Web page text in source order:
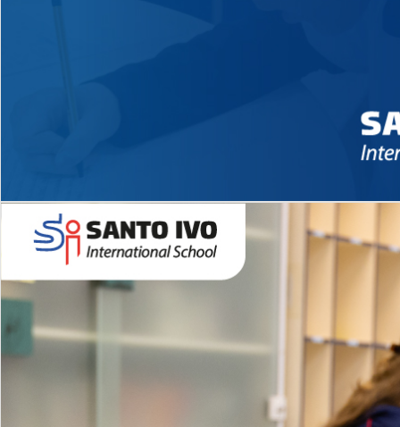
Novidades 2026 High School
EDUCAÇÃO INFANTIL
Inglês todos os dias